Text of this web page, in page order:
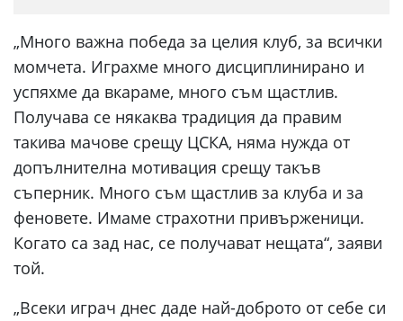
„Много важна победа за целия клуб, за всички
момчета. Играхме много дисциплинирано и
успяхме да вкараме, много съм щастлив.
Получава се някаква традиция да правим
такива мачове срещу ЦСКА, няма нужда от
допълнителна мотивация срещу такъв
съперник. Много съм щастлив за клуба и за
феновете. Имаме страхотни привърженици.
Когато са зад нас, се получават нещата“, заяви
той.
„Всеки играч днес даде най-доброто от себе си